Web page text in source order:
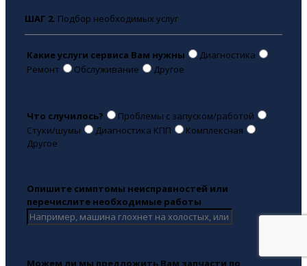
ШАГ 2. Подбор необходимых услуг
Какие услуги сервиса Вам нужны
Диагностика
Ремонт
Обслуживание Другое
Что случилось?
Проблемы с запуском/работой
Стуки/шумы
Диагностика КПП
Комплексная
Другое
Опишите симптомы неисправностей или
перечислите необходимые работы
Можем ли мы предложить Вам запчасти по